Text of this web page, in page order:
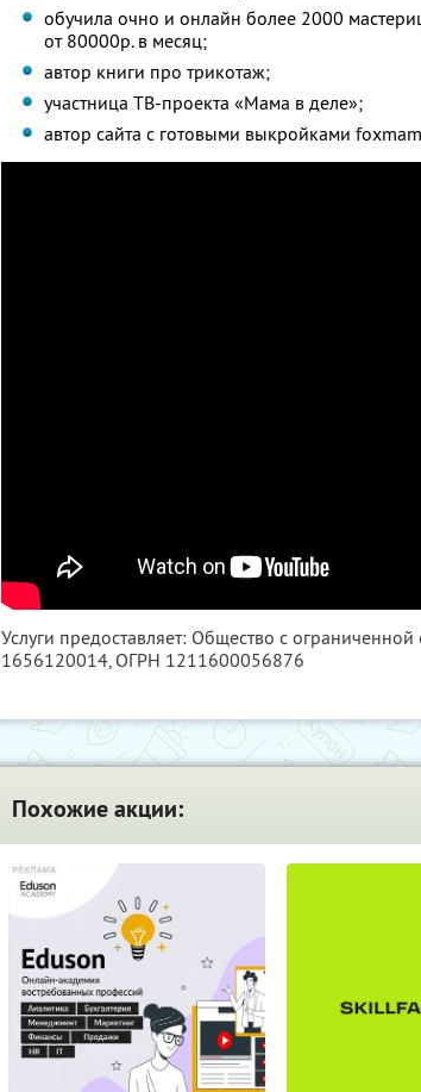
обучила очно и онлайн более 2000
от 80000р. в месяц;
автор книги про трикотаж;
участница ТВ-проекта «Мама в деле»;
автор сайта с готовыми выкройками
Услуги предоставляет: Общество с ограниченной
1656120014, ОГРН 1211600056876
Похожие акции: